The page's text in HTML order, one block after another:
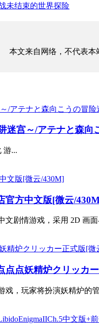
未结束的世界探险
本文来自网络，不代表
迷宫～/アテナと森
游...
官方中文版[微云/
剧情游戏，采用 2D 画面
点妖精炉クリッカ
戏，玩家将扮演妖精炉的